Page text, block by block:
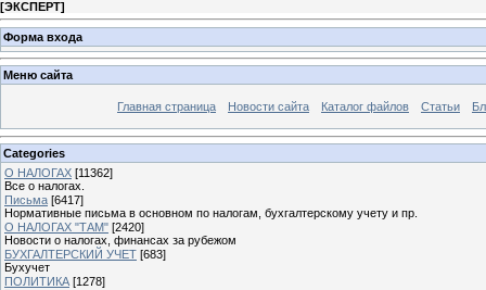
[ЭКСПЕРТ]
Форма входа
Меню сайта
Главная страница Новости сайта Каталог файлов Статьи
Categories
О НАЛОГАХ [11362]
Все о налогах.
Письма [6417]
Нормативные письма в основном по налогам, бухгалтерскому учету и пр.
О НАЛОГАХ "ТАМ" [2420]
Новости о налогах, финансах за рубежом
БУХГАЛТЕРСКИЙ УЧЕТ [683]
Бухучет
ПОЛИТИКА [1278]